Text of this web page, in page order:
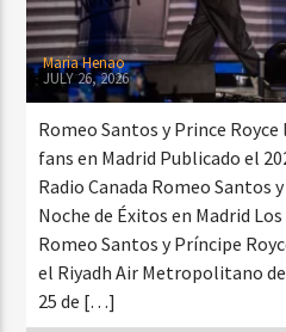
Maria Henao
JULY 26, 2026
Romeo Santos y Prince
fans en Madrid Publicado el
Radio Canada Romeo Santos
Noche de Éxitos en Madrid
Romeo Santos y Príncipe
el Riyadh Air Metropolitano
25 de […]